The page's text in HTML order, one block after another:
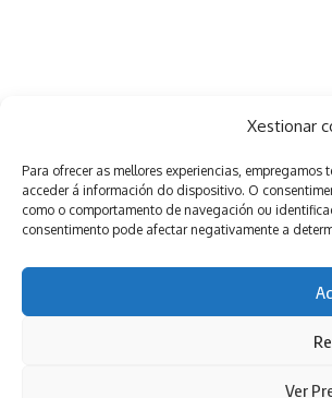
Xestionar
Para ofrecer as mellores experiencias,
acceder á información do dispositivo. O
como o comportamento de navegación ou
consentimento pode afectar negativamente a
Ver